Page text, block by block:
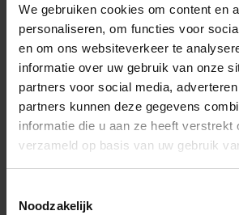
We gebruiken cookies om content en
personaliseren, om functies voor
en om ons websiteverkeer te
informatie over uw gebruik van onze
partners voor social media,
partners kunnen deze gegevens
informatie die u aan ze heeft verstrekt
verzameld op basis van uw gebruik
Noodzakelijk
Reviews
5